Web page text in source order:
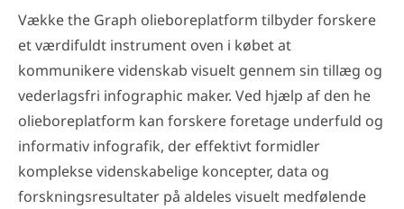
Vække the Graph olieboreplatform tilbyder forskere
et værdifuldt instrument oven i købet at
kommunikere videnskab visuelt gennem sin tillæg og
vederlagsfri infographic maker. Ved hjælp af den he
olieboreplatform kan forskere foretage underfuld og
informativ infografik, der effektivt formidler
komplekse videnskabelige koncepter, data og
forskningsresultater på aldeles visuelt medfølende